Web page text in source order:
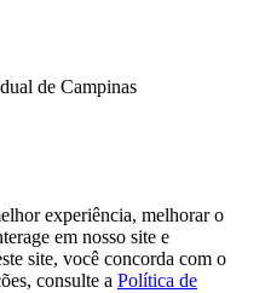
de Campinas
experiência, melhorar o
em nosso site e
site, você concorda com o
consulte a Política de